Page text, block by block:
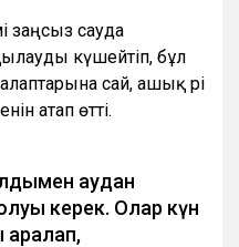
заңсыз сауда
күшейтіп, бұл
сай, ашық әрі
атап өтті.
аудан
керек. Олар күн
аралап,